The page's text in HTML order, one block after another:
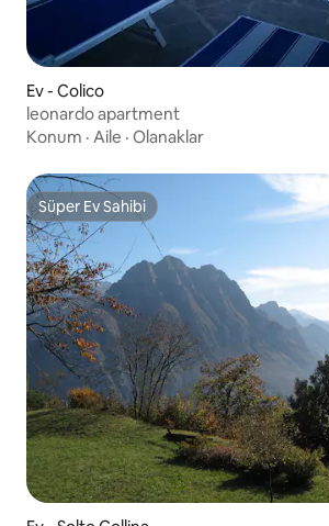
Ev - Colico
leonardo apartment
Konum · Aile · Olanaklar
Süper Ev Sahibi
Süper Ev Sahibi